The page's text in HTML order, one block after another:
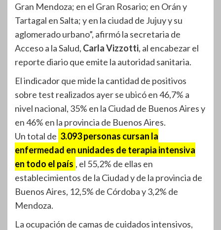
Gran Mendoza; en el Gran Rosario; en Orán y
Tartagal en Salta; y en la ciudad de Jujuy y su
aglomerado urbano”, afirmó la secretaria de
Acceso a la Salud, Carla Vizzotti, al encabezar el
reporte diario que emite la autoridad sanitaria.
El indicador que mide la cantidad de positivos
sobre test realizados ayer se ubicó en 46,7% a
nivel nacional, 35% en la Ciudad de Buenos Aires y
en 46% en la provincia de Buenos Aires.
Un total de 3.093 personas cursan la
enfermedad en unidades de terapia intensiva
en todo el país , el 55,2% de ellas en
establecimientos de la Ciudad y de la provincia de
Buenos Aires, 12,5% de Córdoba y 3,2% de
Mendoza.
La ocupación de camas de cuidados intensivos,